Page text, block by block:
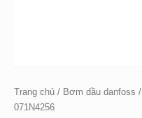
Trang chủ / Bơm dầu danfoss
071N4256